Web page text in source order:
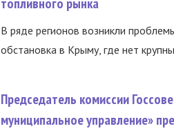
В ряде регионов возникли
обстановка в Крыму, где нет
Председатель комиссии
муниципальное управление»